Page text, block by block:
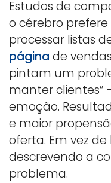
Estudos de
o cérebro
processar listas
página de
pintam um
manter
emoção.
e maior
oferta. Em vez
descrevendo a
problema.